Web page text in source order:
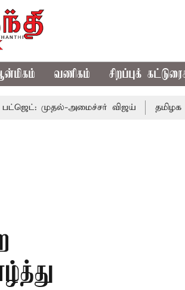
வணிகம் சிறப்புக்
அமைச்சர் விஜய் தமிழக